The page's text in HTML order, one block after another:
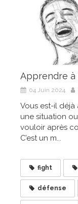
Apprendre à
04 Juin 2024
Vous est-il déjà
une situation
vouloir après
C’est un m...
fight
défense